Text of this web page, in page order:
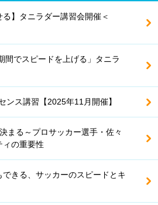
る】タニラダー講習会開催＜
間でスピードを上げる」タニラ
ンス講習【2025年11月開催】
まる～プロサッカー選手・佐々
ィの重要性
できる、サッカーのスピードとキ